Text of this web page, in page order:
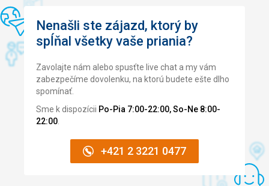
jsem si moc užil večerní představení!
Táto recenzia bola preložená automaticky pomocou
Google Translate
Pláž
Pláž jsme nevyužívali.
Strava
Strava byla výborná, všichni si mohli vybrat podle chuti -
velké zlepšení oproti minulým letům. Dostatek ovoce,
zeleniny, ryb i sladkostí.
Ubytovanie
Pokoj byl velký a čistý. Byl bohužel situován na SZ stranu,
takže bez slunce, a tudíž byl studený, což jsme u pokoje
polštáře na výběr.
Nenašli ste zájazd, ktorý by
spĺňal všetky vaše priania?
Zavolajte nám alebo spusťte live chat a my vám
zabezpečíme dovolenku, na ktorú budete ešte dlho
spomínať.
Sme k dispozícii Po-Pia 7:00-22:00, So-Ne 8:00-
22:00
+421 2 3221 0477